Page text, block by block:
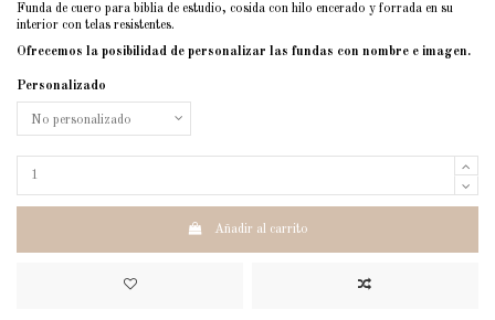
Funda de cuero para biblia de estudio, cosida con hilo encerado y forrada en su
interior con telas resistentes.
Ofrecemos la posibilidad de personalizar las fundas con nombre e imagen.
Personalizado
Añadir al carrito